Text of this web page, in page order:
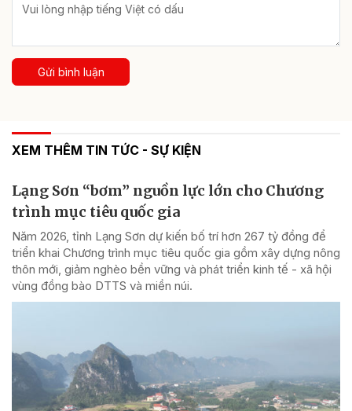
Gửi bình luận
XEM THÊM TIN TỨC - SỰ KIỆN
Lạng Sơn “bơm” nguồn lực lớn cho Chương
trình mục tiêu quốc gia
Năm 2026, tỉnh Lạng Sơn dự kiến bố trí hơn 267 tỷ đồng để
triển khai Chương trình mục tiêu quốc gia gồm xây dựng nông
thôn mới, giảm nghèo bền vững và phát triển kinh tế - xã hội
vùng đồng bào DTTS và miền núi.